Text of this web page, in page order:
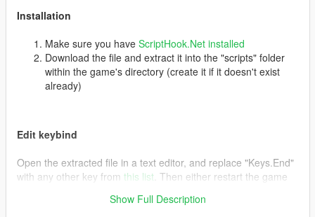
Installation
Make sure you have ScriptHook.Net installed
Download the file and extract it into the "scripts" folder
within the game's directory (create it if it doesn't exist
already)
Edit keybind
Open the extracted file in a text editor, and replace "Keys.End"
with any other key from this list . Then either restart the game
Show Full Description